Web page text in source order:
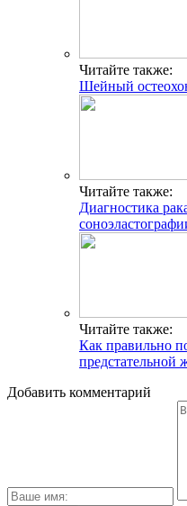
Читайте также:
Шейный
Читайте также:
Диагностика
Читайте также:
Как правильно
предстательной
Добавить комментарий